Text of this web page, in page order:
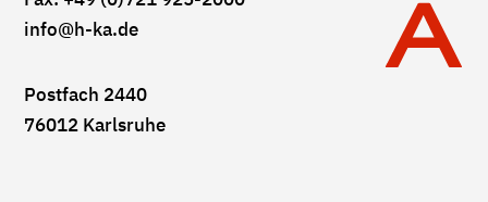
info@h-ka.de
Postfach 2440
76012 Karlsruhe